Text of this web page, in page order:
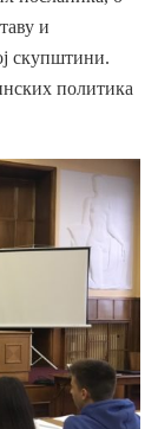
и
скупштини.
политика